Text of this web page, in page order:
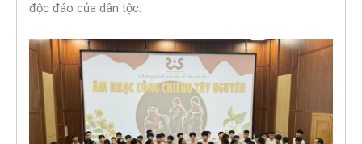
độc đáo của dân tộc.